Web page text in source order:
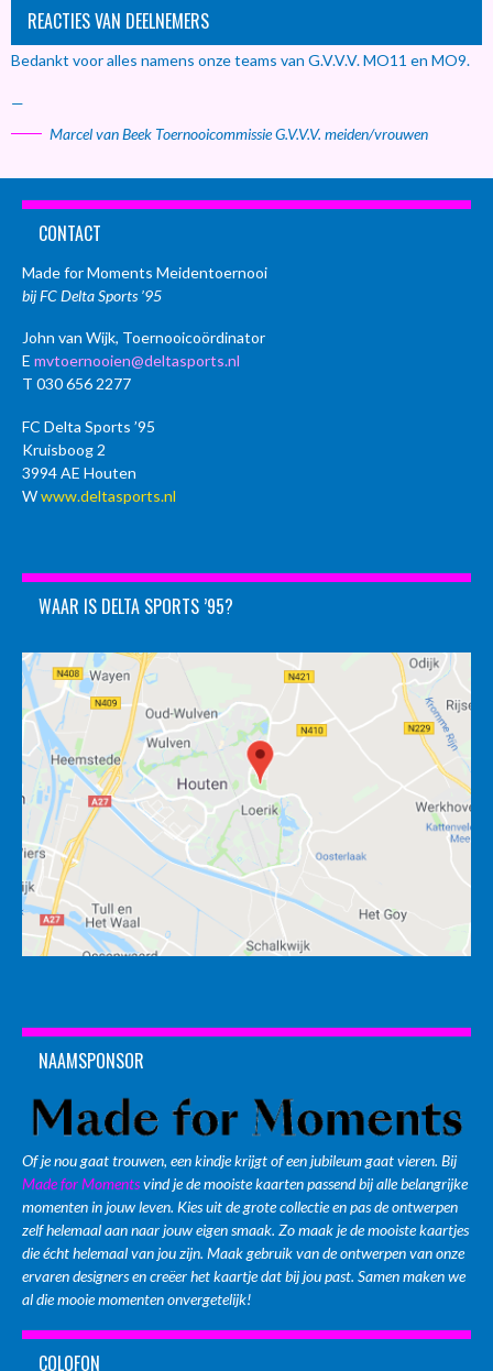
REACTIES VAN DEELNEMERS
Bedankt voor alles namens onze teams van G.V.V.V. MO11 en MO9.
—
Marcel van Beek Toernooicommissie G.V.V.V. meiden/vrouwen
CONTACT
Made for Moments Meidentoernooi
bij FC Delta Sports ’95
John van Wijk, Toernooicoördinator
E mvtoernooien@deltasports.nl
T 030 656 2277
FC Delta Sports ’95
Kruisboog 2
3994 AE Houten
Wwww.deltasports.nl
WAAR IS DELTA SPORTS ’95?
NAAMSPONSOR
Of je nou gaat trouwen, een kindje krijgt of een jubileum gaat vieren. Bij
Made for Momentsvind je de mooiste kaarten passend bij alle belangrijke
momenten in jouw leven. Kies uit de grote collectie en pas de ontwerpen
zelf helemaal aan naar jouw eigen smaak. Zo maak je de mooiste kaartjes
die écht helemaal van jou zijn. Maak gebruik van de ontwerpen van onze
ervaren designers en creëer het kaartje dat bij jou past. Samen maken we
al die mooie momenten onvergetelijk!
COLOFON